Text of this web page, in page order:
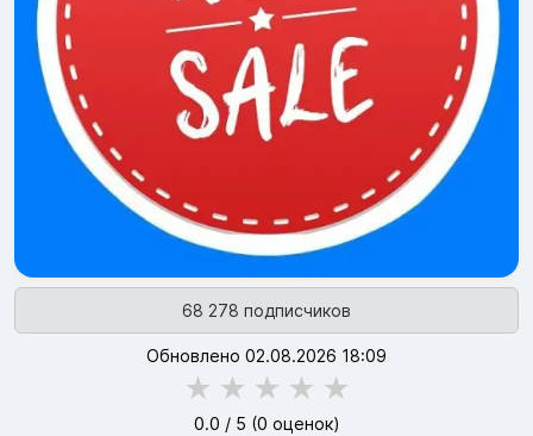
68 278 подписчиков
Обновлено 02.08.2026 18:09
★ ★ ★ ★ ★
0.0 / 5 (0 оценок)